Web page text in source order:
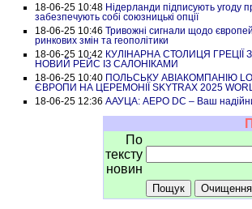
18-06-25 10:48 Нідерланди підписують угоду
забезпечують собі союзницькі опції
18-06-25 10:46 Тривожні сигнали щодо
ринкових змін та геополітики
18-06-25 10:42 КУЛІНАРНА СТОЛИЦЯ ГРЕЦІЇ
НОВИЙ РЕЙС ІЗ САЛОНІКАМИ
18-06-25 10:40 ПОЛЬСЬКУ АВІАКОМПАНІЮ
ЄВРОПИ НА ЦЕРЕМОНІЇ SKYTRAX 2025
18-06-25 12:36 ААУЦА: АЕРО DC – Ваш
По
тексту
новин